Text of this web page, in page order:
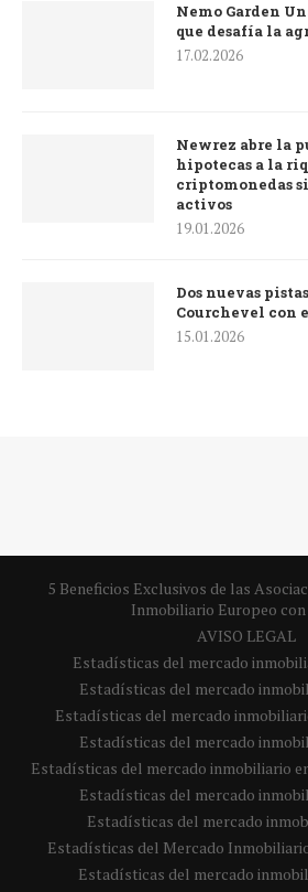
Nemo Garden
que desafía la
17.02.2026
Newrez abre la
hipotecas a la
criptomonedas
activos
19.01.2026
Dos nuevas
Courchevel con
15.01.2026
5 Beneficios Exclusivos de las
Inmobiliario Europeo
AVISO LEGAL
Estadísticas del mercado
Estadísticas del mercado
Estadísticas del mercado
Estadísticas del mercado
Estadísticas del mercado inmobiliario
Estadísticas del mercado
Estadísticas del mercado
Estadísticas del Mercado
Estadísticas del mercado